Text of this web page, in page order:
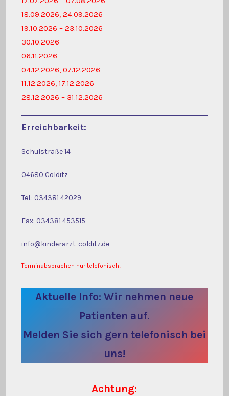
18.09.2026, 24.09.2026
19.10.2026 – 23.10.2026
30.10.2026
06.11.2026
04.12.2026, 07.12.2026
11.12.2026, 17.12.2026
28.12.2026 – 31.12.2026
Erreichbarkeit:
Schulstraße 14
04680 Colditz
Tel.: 034381 42029
Fax: 034381 453515
info@kinderarzt-colditz.de
Terminabsprachen nur telefonisch!
Aktuelle Info: Wir nehmen neue
Patienten auf.
Melden Sie sich gern telefonisch bei
uns!
Achtung: